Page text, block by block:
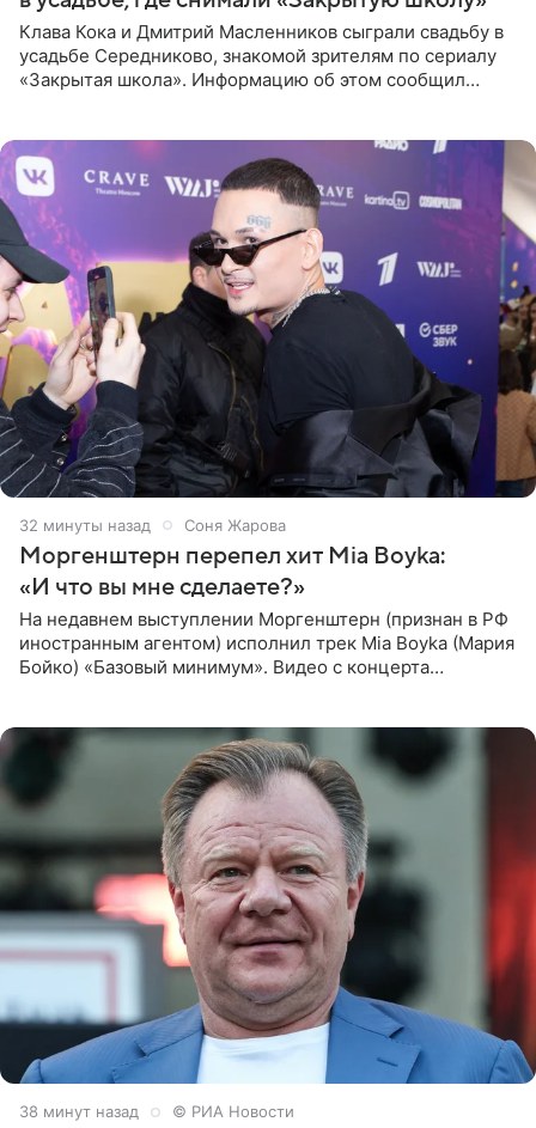
Клава Кока и Дмитрий Масленников сыграли свадьбу в
усадьбе Середниково, знакомой зрителям по сериалу
«Закрытая школа». Информацию об этом сообщил
33 минуты назад Соня Жарова
Моргенштерн перепел хит Mia Boyka:
«И что вы мне сделаете?»
На недавнем выступлении Моргенштерн (признан в РФ
иностранным агентом) исполнил трек Mia Boyka (Мария
Бойко) «Базовый минимум». Видео с концерта
39 минут назад © РИА Новости